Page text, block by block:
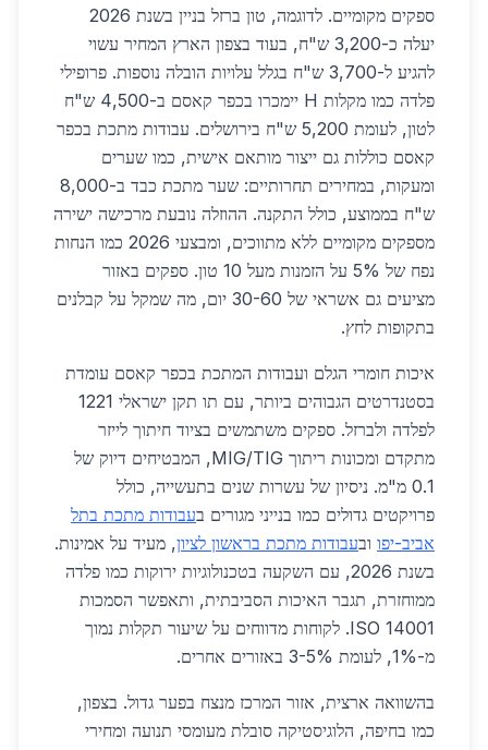
ספקים מקומיים. לדוגמה, טון ברזל בניין בשנת 2026
יעלה כ-3,200 ש"ח, בעוד בצפון הארץ המחיר עשוי
להגיע ל-3,700 ש"ח בגלל עלויות הובלה נוספות. פרופילי
פלדה כמו מקלות H יימכרו בכפר קאסם ב-4,500 ש"ח
לטון, לעומת 5,200 ש"ח בירושלים. עבודות מתכת בכפר
קאסם כוללות גם ייצור מותאם אישית, כמו שערים
ומעקות, במחירים תחרותיים: שער מתכת כבד ב-8,000
ש"ח בממוצע, כולל התקנה. ההוזלה נובעת מרכישה ישירה
מספקים מקומיים ללא מתווכים, ומבצעי 2026 כמו הנחות
נפח של 5% על הזמנות מעל 10 טון. ספקים באזור
מציעים גם אשראי של 30-60 יום, מה שמקל על קבלנים
בתקופות לחץ.
איכות חומרי הגלם ועבודות המתכת בכפר קאסם עומדת
בסטנדרטים הגבוהים ביותר, עם תו תקן ישראלי 1221
לפלדה ולברזל. ספקים משתמשים בציוד חיתוך לייזר
מתקדם ומכונות ריתוך MIG/TIG, המבטיחים דיוק של
0.1 מ"מ. ניסיון של עשרות שנים בתעשייה, כולל
פרויקטים גדולים כמו בנייני מגורים בעבודות מתכת בתל
אביב-יפו ובעבודות מתכת בראשון לציון, מעיד על אמינות.
בשנת 2026, עם השקעה בטכנולוגיות ירוקות כמו פלדה
ממוחזרת, תגבר האיכות הסביבתית, ותאפשר הסמכות
ISO 14001. לקוחות מדווחים על שיעור תקלות נמוך
מ-1%, לעומת 3-5% באזורים אחרים.
בהשוואה ארצית, אזור המרכז מנצח בפער גדול. בצפון,
כמו בחיפה, הלוגיסטיקה סובלת מעומסי תנועה ומחירי